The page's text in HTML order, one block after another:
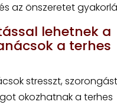
az önszeretet
lehetnek a
a terhes
stresszt,
okozhatnak a terhes